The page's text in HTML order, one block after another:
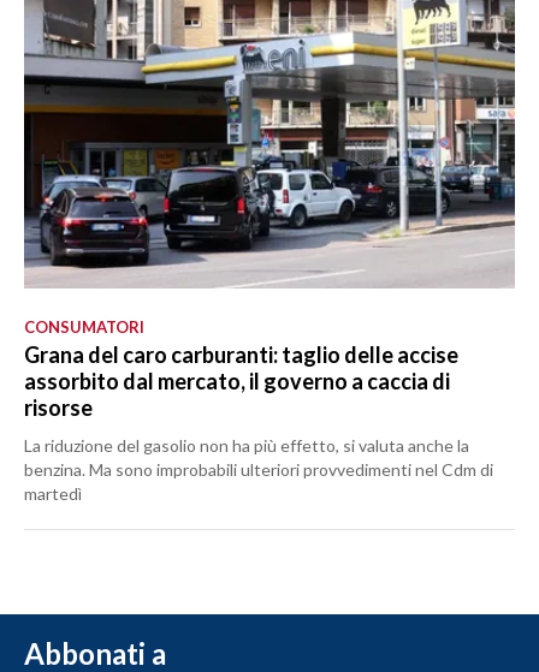
CONSUMATORI
Grana del caro carburanti: taglio delle accise
assorbito dal mercato, il governo a caccia di
risorse
La riduzione del gasolio non ha più effetto, si valuta anche la
benzina. Ma sono improbabili ulteriori provvedimenti nel Cdm di
martedì
Abbonati a